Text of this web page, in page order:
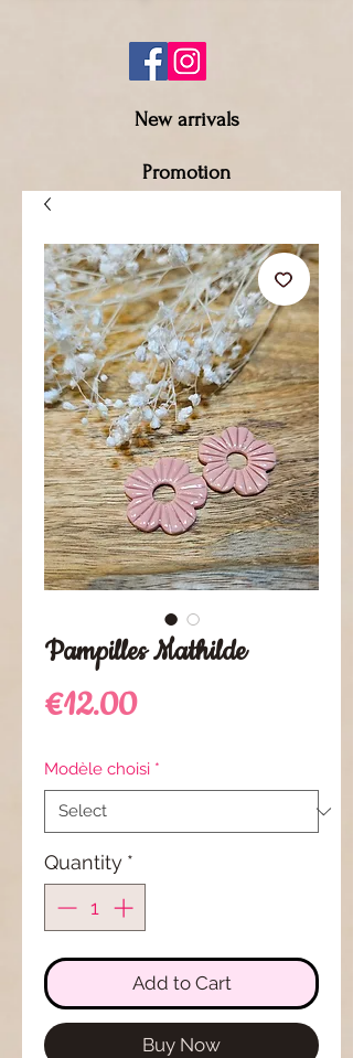
New arrivals
Promotion
Pampilles Mathilde
€12.00Price
Modèle choisi *
Quantity *
Add to Cart
Buy Now